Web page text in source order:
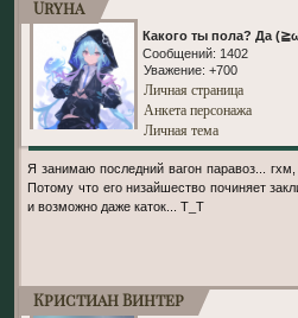
Uryha
Какого ты пола? Да
Сообщений: 1402
Уважение: +700
Личная страница
Анкета персонажа
Личная тема
Я занимаю последний вагон паравоз...
Потому что его низайшество починяет
и возможно даже каток... Т_Т
Кристиан Винтер